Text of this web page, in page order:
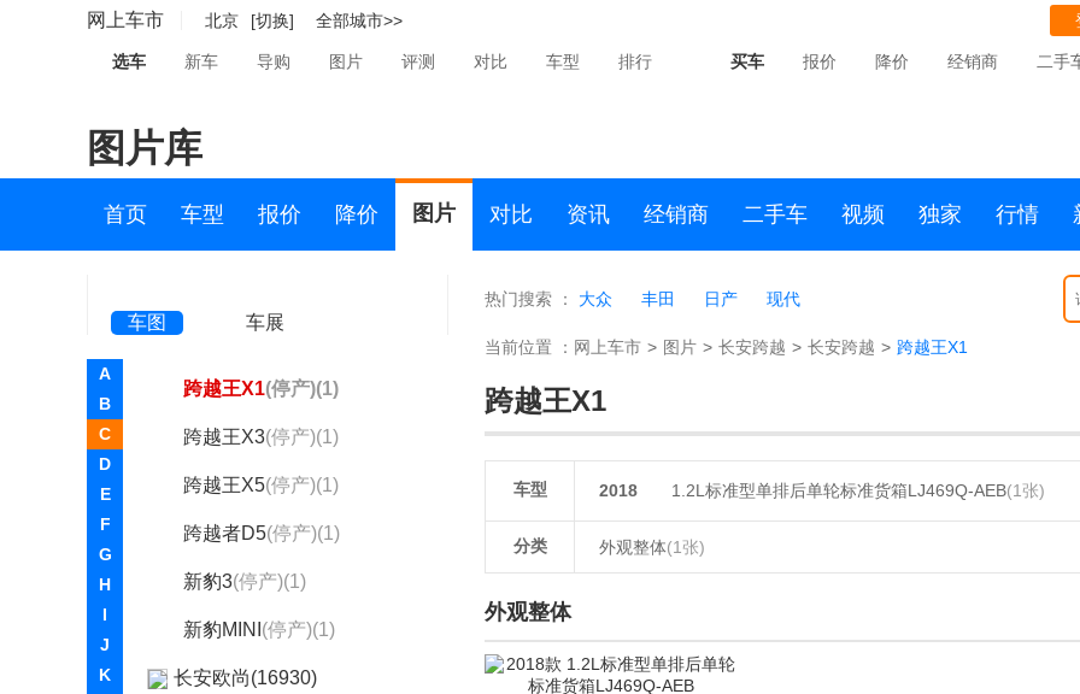
网上车市 北京 [切换] 全部城市>>
选车 新车 导购 图片 评测 对比 车型 排行 买车 报价 降价 经销商 二手
图片库
首页 车型 报价 降价 图片 对比 资讯 经销商 二手车 视频 独家 行情
车图 车展
A
B
C
D
E
F
G
H
I
J
K
长安跨越(19)
新豹T1
跨越王X1(停产)(1)
跨越王X3(停产)(1)
跨越王X5(停产)(1)
跨越者D5(停产)(1)
新豹3(停产)(1)
新豹MINI (停产)(1)
长安欧尚(16930)
热门搜索 ： 大众 丰田 日产 现代
当前位置 ： 网上车市 > 图片 > 长安跨越 > 长安跨越 > 跨越王X1
跨越王X1
车型 2018 1.2L标准型单排后单轮标准货箱LJ469Q-AEB(1张)
分类 外观整体(1张)
外观整体